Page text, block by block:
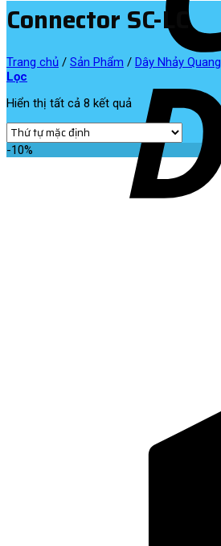
Connector SC-LC
Trang chủ / Sản Phẩm / Dây Nhảy Quang
Lọc
Hiển thị tất cả 8 kết quả
-10%